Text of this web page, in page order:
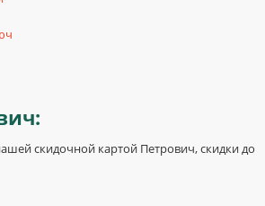
скидочной картой Петрович, скидки до